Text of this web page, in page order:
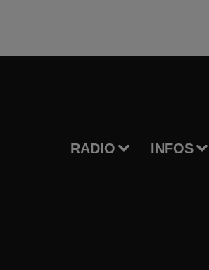
RADIO INFOS